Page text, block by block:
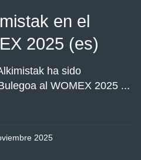
en el
2025 (es)
ha sido
al WOMEX 2025 ...
2025